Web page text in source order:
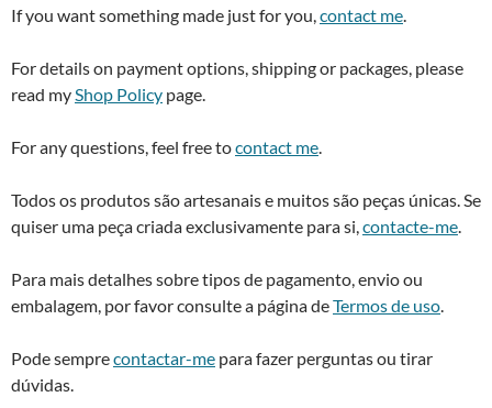
If you want something made just for you, contact me
For details on payment options, shipping or packages, please
read my Shop Policy page.
For any questions, feel free tocontact me
Todos os produtos são artesanais e muitos são peças únicas. Se
quiser uma peça criada exclusivamente para si, contacte-me
Para mais detalhes sobre tipos de pagamento, envio ou
embalagem, por favor consulte a página deTermos de uso
Pode semprecontactar-me para fazer perguntas ou tirar
dúvidas.